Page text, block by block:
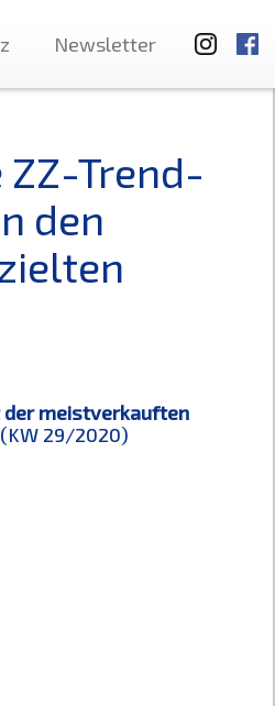
Newsletter
ZZ-Trend-
den
der meistverkauften
(KW 29/2020)